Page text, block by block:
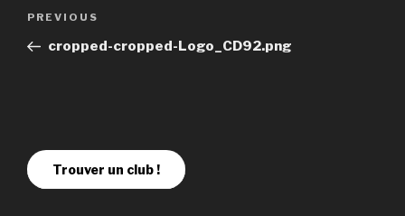
PREVIOUS
cropped-cropped-Logo_CD92.png
Trouver un club !